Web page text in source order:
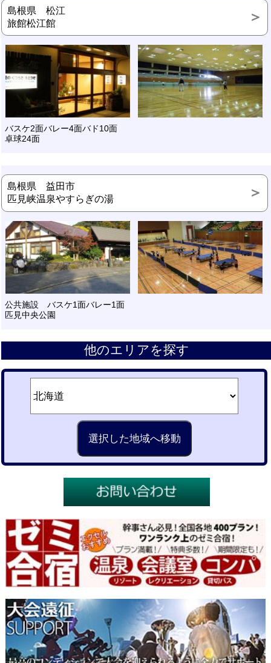
島根県 松江
旅館松江館
バスケ2面バレー4面バド10面
卓球24面
島根県 益田市
匹見峡温泉やすらぎの湯
公共施設 バスケ1面バレー1面
匹見中央公園
他のエリアを探す